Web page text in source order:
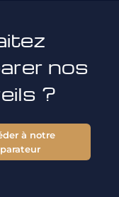
nos
?
à notre